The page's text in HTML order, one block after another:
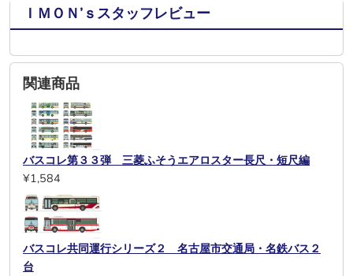
ＩＭＯＮ’ｓスタッフレビュー
関連商品
バスコレ第３３弾 三菱ふそうエアロスター長尺・短尺編
¥1,584
バスコレ共同運行シリーズ２ 名古屋市交通局・名鉄バス２
台